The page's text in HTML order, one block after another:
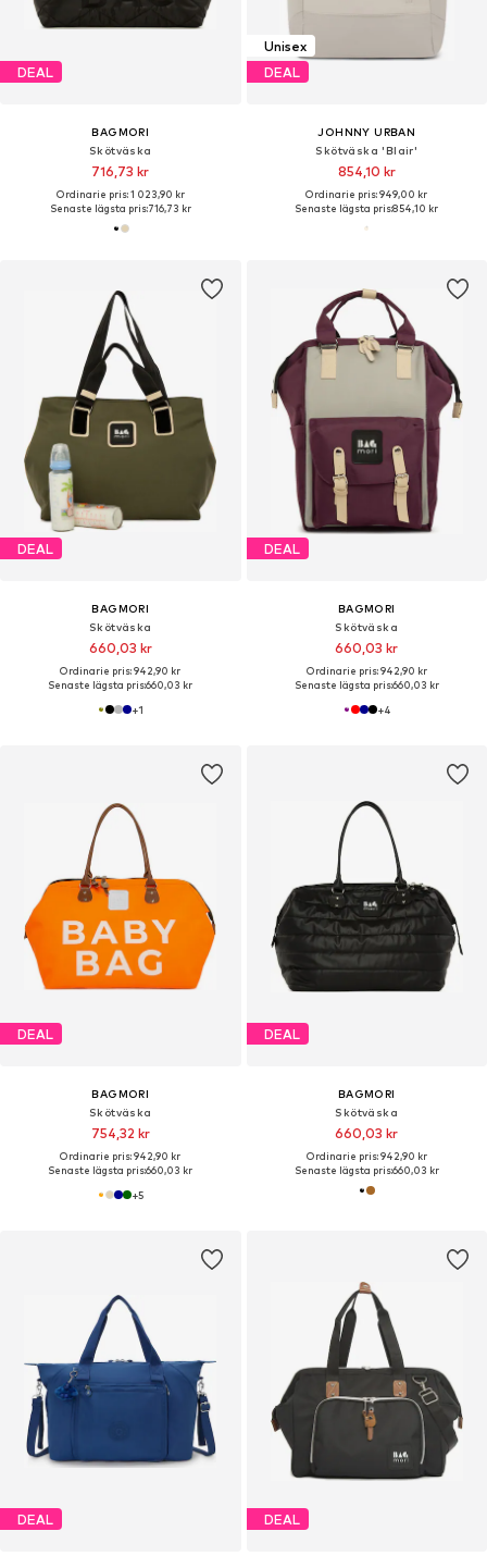
DEAL
BAGMORI
Skötväska
716,73 kr
Ordinarie pris: 1 023,90 kr
Senaste lägsta pris:716,73 kr
Unisex
DEAL
JOHNNY URBAN
Skötväska 'Blair'
854,10 kr
Ordinarie pris: 949,00 kr
Senaste lägsta pris:854,10 kr
DEAL
BAGMORI
Skötväska
660,03 kr
Ordinarie pris: 942,90 kr
Senaste lägsta pris:660,03 kr
+1
DEAL
BAGMORI
Skötväska
660,03 kr
Ordinarie pris: 942,90 kr
Senaste lägsta pris:660,03 kr
+4
DEAL
BAGMORI
Skötväska
754,32 kr
Ordinarie pris: 942,90 kr
Senaste lägsta pris:660,03 kr
+5
DEAL
BAGMORI
Skötväska
660,03 kr
Ordinarie pris: 942,90 kr
Senaste lägsta pris:660,03 kr
DEAL DEAL